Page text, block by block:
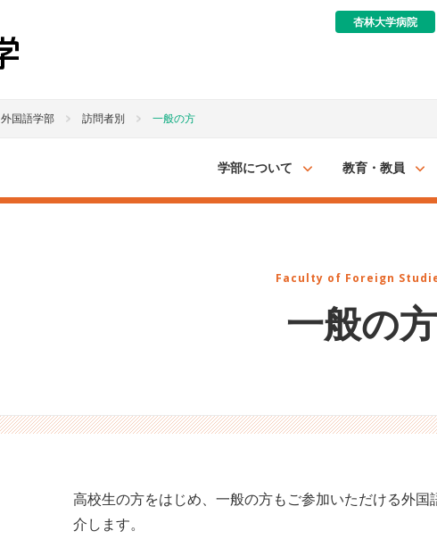
杏林大学病院
外国語学部 訪問者別 一般の方
学部について 教育・教員
Faculty of Foreign
一般の方
高校生の方をはじめ、一般の方もご参加いただける外国
介します。